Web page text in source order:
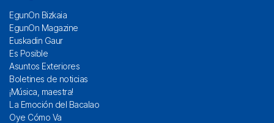
EgunOn Bizkaia
EgunOn Magazine
Euskadin Gaur
Es Posible
Asuntos Exteriores
Boletines de noticias
¡Música, maestra!
La Emoción del Bacalao
Oye Cómo Va